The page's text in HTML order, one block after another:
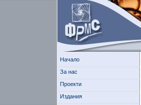
Начало
За нас
Проекти
Издания